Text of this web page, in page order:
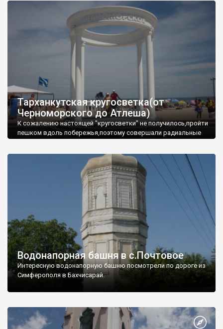
Тарханкутская кругосветка(от
Черноморского до Атлеша)
К сожалению настоящей "кругосветки" не получилось,пройти
пешком вдоль побережья,поэтому совершали радиальные
Водонапорная башня в с.Почтовое
Интересную водонапорную башню посмотрели по дороге из
Симферополя в Бахчисарай.